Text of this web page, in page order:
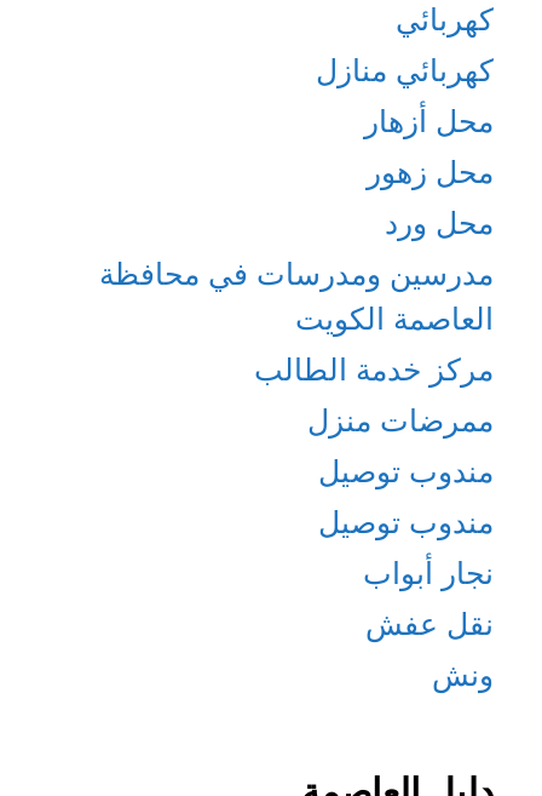
كهربائي
كهربائي منازل
محل أزهار
محل زهور
محل ورد
مدرسين ومدرسات في محافظة
العاصمة الكويت
مركز خدمة الطالب
ممرضات منزل
مندوب توصيل
مندوب توصيل
نجار أبواب
نقل عفش
ونش